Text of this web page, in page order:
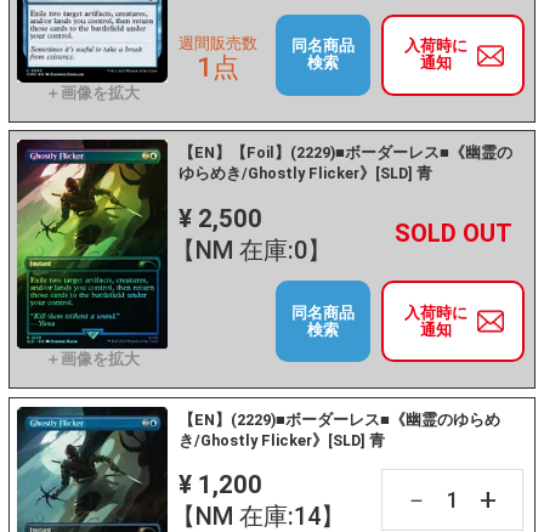
入荷時に
通知
週間販売数
1点
同名商品
検索
【EN】【Foil】(2229)■ボーダーレス■《幽霊の
ゆらめき/Ghostly Flicker》[SLD] 青
¥ 2,500
【NM 在庫:0】
－ +
入荷時に
通知
同名商品
検索
【EN】(2229)■ボーダーレス■《幽霊のゆらめ
き/Ghostly Flicker》[SLD] 青
¥ 1,200
【NM 在庫:14】
－ +